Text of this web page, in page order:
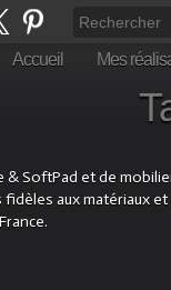
Accueil Mes
SoftPad et de
aux matériaux